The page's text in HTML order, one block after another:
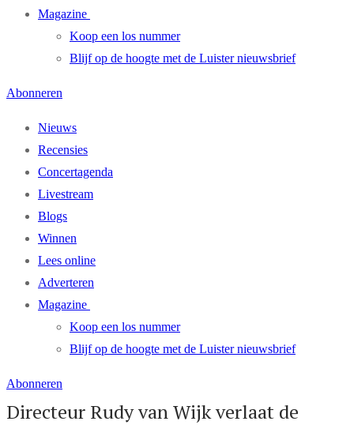
Magazine
Koop een los nummer
Blijf op de hoogte met de Luister nieuwsbrief
Abonneren
Nieuws
Recensies
Concertagenda
Livestream
Blogs
Winnen
Lees online
Adverteren
Magazine
Koop een los nummer
Blijf op de hoogte met de Luister nieuwsbrief
Abonneren
Directeur Rudy van Wijk verlaat de